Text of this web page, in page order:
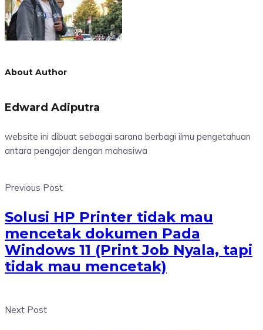
About Author
Edward Adiputra
website ini dibuat sebagai sarana berbagi ilmu pengetahuan
antara pengajar dengan mahasiwa
Previous Post
Solusi HP Printer tidak mau
mencetak dokumen Pada
Windows 11 (Print Job Nyala, tapi
tidak mau mencetak)
Next Post